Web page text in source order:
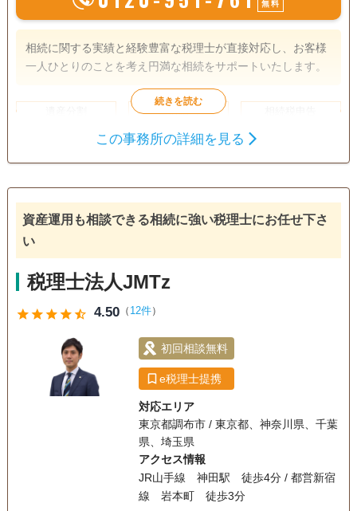
無料
相続に関する実績と経験豊富な税理士が直接対応し、お客様
一人ひとりのことを考え円満な相続をサポートいたします。
生前贈与
この事務所の詳細を見る
資産運用も相談できる相続に強い税理士にお任せ下さ
い
税理士法人JMTz
starstarstarstarstar_half 4.50（ 12件）
初回相談無料
e税理士提携
対応エリア
東京都調布市 / 東京都、神奈川県、千葉
県、埼玉県
アクセス情報
JR山手線 神田駅 徒歩4分 / 都営新宿
線 岩本町 徒歩3分